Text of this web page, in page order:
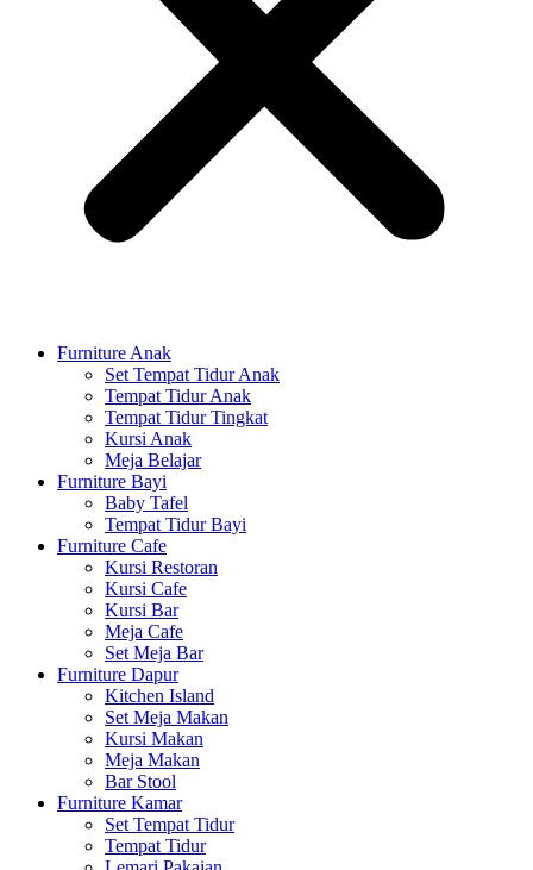
Furniture Anak
Set Tempat Tidur Anak
Tempat Tidur Anak
Tempat Tidur Tingkat
Kursi Anak
Meja Belajar
Furniture Bayi
Baby Tafel
Tempat Tidur Bayi
Furniture Cafe
Kursi Restoran
Kursi Cafe
Kursi Bar
Meja Cafe
Set Meja Bar
Furniture Dapur
Kitchen Island
Set Meja Makan
Kursi Makan
Meja Makan
Bar Stool
Furniture Kamar
Set Tempat Tidur
Tempat Tidur